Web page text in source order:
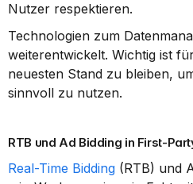
Nutzer respektieren.
Technologien zum
weiterentwickelt. Wichtig ist
neuesten Stand zu bleiben,
sinnvoll zu nutzen.
RTB und Ad Bidding in First-
Real-Time Bidding (RTB) und